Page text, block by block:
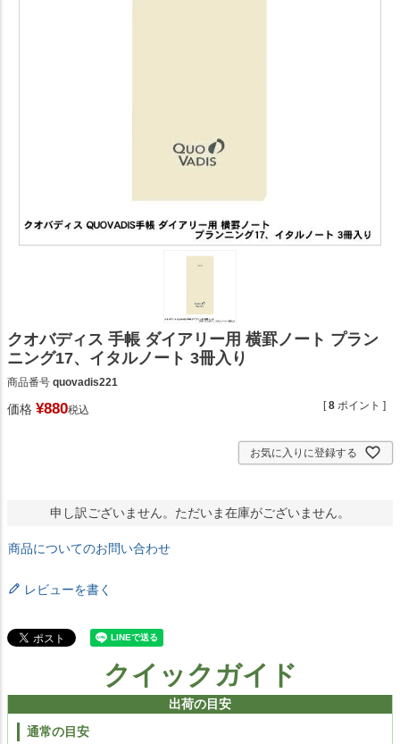
クオバディス 手帳 ダイアリー用 横罫ノート プラン
ニング17、イタルノート 3冊入り
商品番号 quovadis221
価格 ¥880税込 [8 ポイント ]
お気に入りに登録する
申し訳ございません。ただいま在庫がございません。
商品についてのお問い合わせ
レビューを書く
クイックガイド
出荷の目安
通常の目安